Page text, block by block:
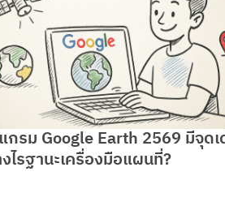
กรม Google Earth 2569 มีจุด
ไรฐานะเครื่องมือแผนที่?